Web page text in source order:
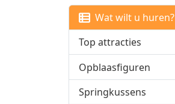
Wat wilt u huren?
Top attracties
Opblaasfiguren
Springkussens